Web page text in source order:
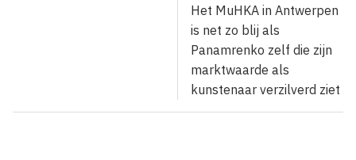
Het MuHKA in Antwerpen
is net zo blij als
Panamrenko zelf die zijn
marktwaarde als
kunstenaar verzilverd ziet